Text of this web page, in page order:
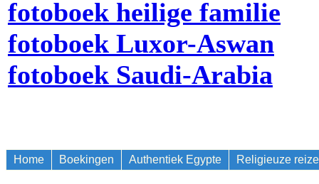
fotoboek heilige familie
fotoboek Luxor-Aswan
fotoboek Saudi-Arabia
Home Boekingen Authentiek Egypte Religieuze